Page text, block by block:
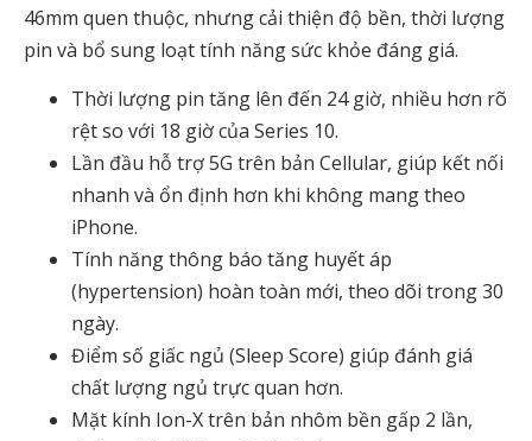
46mm quen thuộc, nhưng cải thiện độ bền, thời lượng
pin và bổ sung loạt tính năng sức khỏe đáng giá.
Thời lượng pin tăng lên đến 24 giờ, nhiều hơn rõ
rệt so với 18 giờ của Series 10.
Lần đầu hỗ trợ 5G trên bản Cellular, giúp kết nối
nhanh và ổn định hơn khi không mang theo
iPhone.
Tính năng thông báo tăng huyết áp
(hypertension) hoàn toàn mới, theo dõi trong 30
ngày.
Điểm số giấc ngủ (Sleep Score) giúp đánh giá
chất lượng ngủ trực quan hơn.
Mặt kính Ion-X trên bản nhôm bền gấp 2 lần,